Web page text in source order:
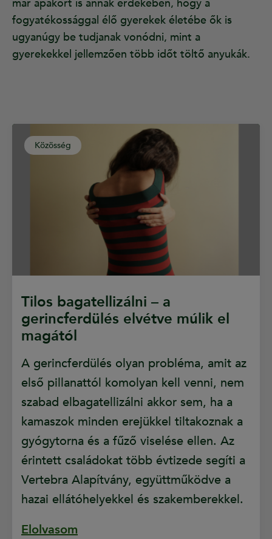
már apakört is annak érdekében, hogy a
fogyatékossággal élő gyerekek életébe ők is
ugyanúgy be tudjanak vonódni, mint a
gyerekekkel jellemzően több időt töltő anyukák.
Közösség
Tilos bagatellizálni – a
gerincferdülés elvétve múlik el
magától
A gerincferdülés olyan probléma, amit az
első pillanattól komolyan kell venni, nem
szabad elbagatellizálni akkor sem, ha a
kamaszok minden erejükkel tiltakoznak a
gyógytorna és a fűző viselése ellen. Az
érintett családokat több évtizede segíti a
Vertebra Alapítvány, együttműködve a
hazai ellátóhelyekkel és szakemberekkel.
Elolvasom